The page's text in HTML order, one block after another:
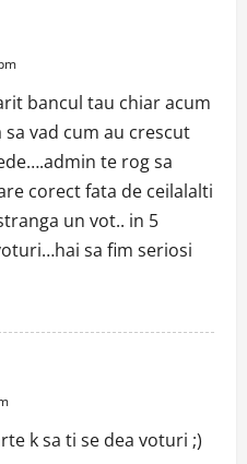
bancul tau chiar acum
vad cum au crescut
te rog sa
corect fata de ceilalalti
un vot.. in 5
sa fim seriosi
k sa ti se dea voturi ;)